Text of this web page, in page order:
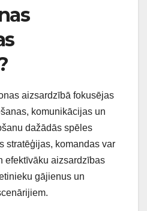
aizsardzībā fokusējas
komunikācijas un
dažādās spēles
stratēģijas, komandas var
efektīvāku aizsardzības
gājienus un